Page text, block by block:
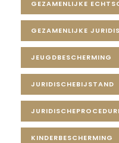
GEZAMENLIJKE
GEZAMENLIJKE
JEUGDBESCHERMING
JURIDISCHEBIJSTAND
KINDERBESCHERMING